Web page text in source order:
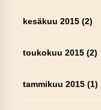
kesäkuu 2015(2)
toukokuu 2015(2)
tammikuu 2015(1)